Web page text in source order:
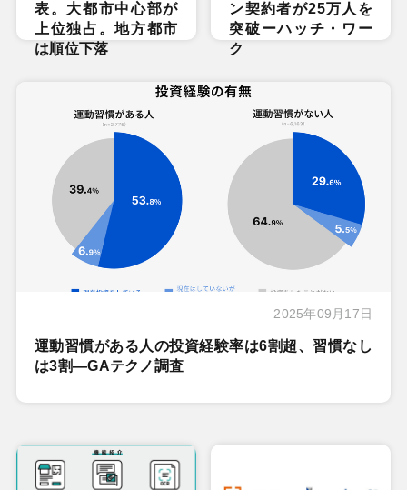
表。大都市中心部が
上位独占。地方都市
は順位下落
ン契約者が25万人を
突破ーハッチ・ワー
ク
2025年09月17日
運動習慣がある人の投資経験率は6割超、習慣なし
は3割―GAテクノ調査